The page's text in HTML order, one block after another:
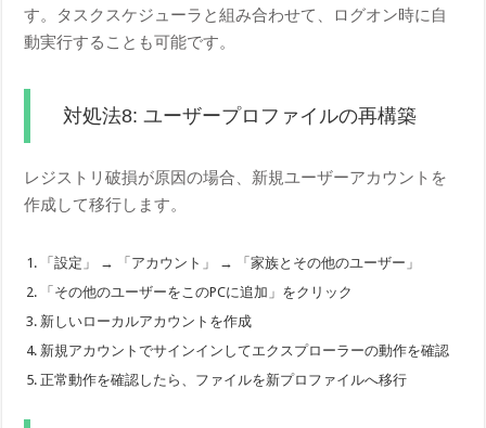
す。タスクスケジューラと組み合わせて、ログオン時に自
動実行することも可能です。
対処法8: ユーザープロファイルの再構築
レジストリ破損が原因の場合、新規ユーザーアカウントを
作成して移行します。
「設定」 → 「アカウント」 → 「家族とその他のユーザー」
「その他のユーザーをこのPCに追加」をクリック
新しいローカルアカウントを作成
新規アカウントでサインインしてエクスプローラーの動作を確認
正常動作を確認したら、ファイルを新プロファイルへ移行